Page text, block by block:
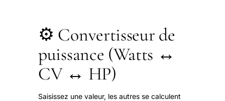
⚙️ Convertisseur de
puissance (Watts ↔
CV ↔ HP)
Saisissez une valeur, les autres se calculent